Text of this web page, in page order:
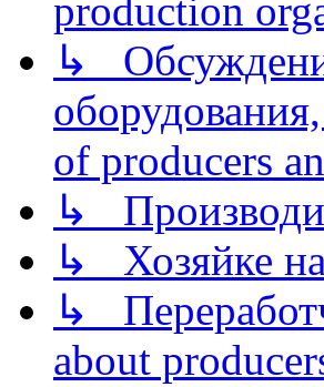
production
↳
of producers
↳
↳ Хозяйке
↳
about